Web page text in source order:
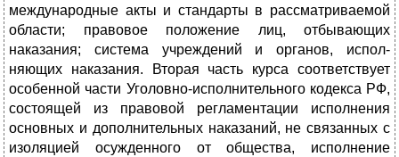
международные акты и стан­дарты в рассматриваемой
области; правовое положение лиц, от­бывающих
наказания; система учреждений и органов, испол­
няющих наказания. Вторая часть курса соответствует
особенной части Уголовно-исполнительного кодекса РФ,
состоящей из право­вой регламентации исполнения
основных и дополнительных на­казаний, не связанных с
изоляцией осужденного от общества, исполнение